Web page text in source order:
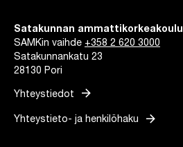
Satakunnan ammattikorkeakoulu
SAMKin vaihde +358 2 620 3000
Satakunnankatu 23
28130 Pori
Yhteystiedot arrow_forward
Yhteystieto- ja henkilöhaku arrow_forward